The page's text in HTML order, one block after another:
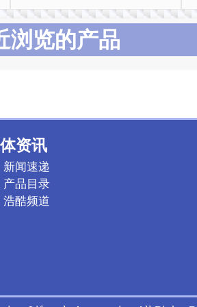
浏览的产品
资讯
新闻速递
产品目录
浩酷频道